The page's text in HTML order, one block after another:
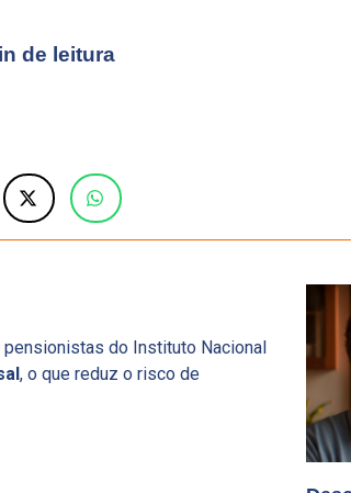
de leitura
do Instituto Nacional
, o que reduz o risco de